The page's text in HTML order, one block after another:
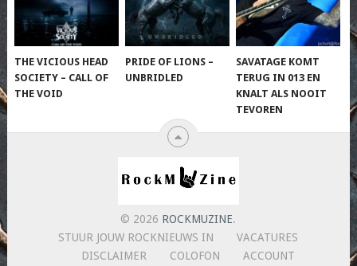
THE VICIOUS HEAD
SOCIETY – CALL OF
THE VOID
PRIDE OF LIONS –
UNBRIDLED
SAVATAGE KOMT
TERUG IN 013 EN
KNALT ALS NOOIT
TEVOREN
© 2026 ROCKMUZINE.
STUUR JOUW ROCKNIEUWS IN
VACATURES
DISCLAIMER
COLOFON ACCOUNT